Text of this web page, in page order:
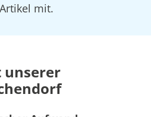
mit.
unserer